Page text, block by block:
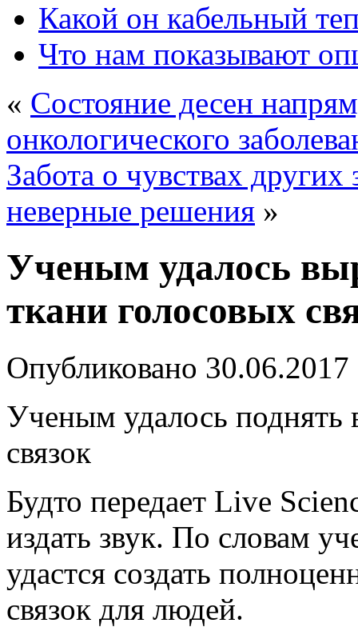
Какой он кабельный
Что нам показывают
« Состояние десен
онкологического
Забота о чувствах
неверные решения »
Ученым удалось
ткани голосовых
Опубликовано 30.06.2017
Ученым удалось поднять
связок
Будто передает Live
издать звук. По словам
удастся создать
связок для людей.